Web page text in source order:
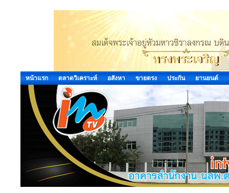
หน้าแรก ตลาดวิเคราะห์ อสังหา ขายตรง ประกัน ยานยนต์